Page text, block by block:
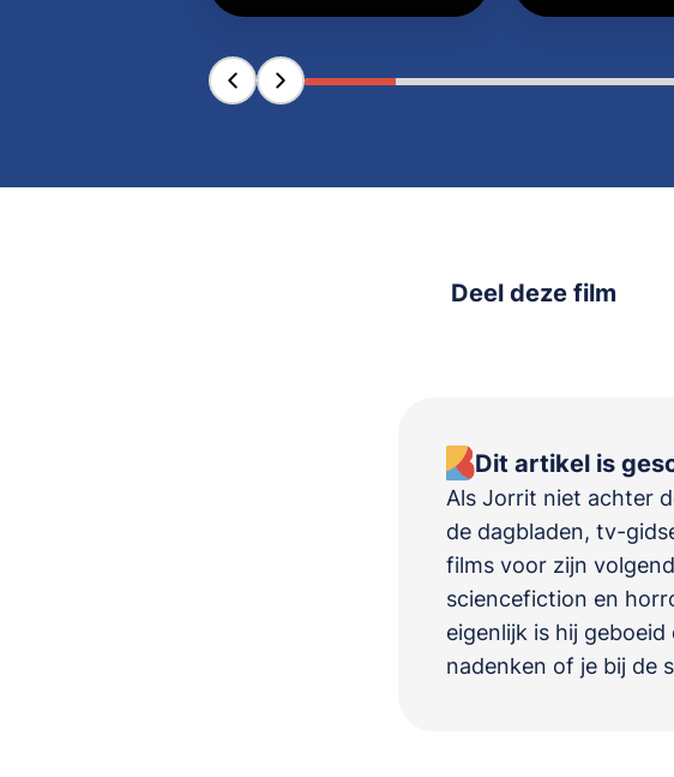
Deel deze film
Dit artikel is
Als Jorrit niet achter
de dagbladen, tv-
films voor zijn
sciencefiction en
eigenlijk is hij
nadenken of je bij de